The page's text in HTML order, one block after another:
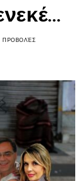
ΠΡΟΒΟΛΈΣ